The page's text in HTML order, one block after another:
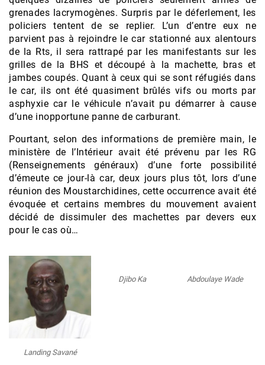
grenades lacrymogènes. Surpris par le déferlement, les
policiers tentent de se replier. L’un d’entre eux ne
parvient pas à rejoindre le car stationné aux alentours
de la Rts, il sera rattrapé par les manifestants sur les
grilles de la BHS et découpé à la machette, bras et
jambes coupés. Quant à ceux qui se sont réfugiés dans
le car, ils ont été quasiment brûlés vifs ou morts par
asphyxie car le véhicule n’avait pu démarrer à cause
d’une inopportune panne de carburant.
Pourtant, selon des informations de première main, le
ministère de l’Intérieur avait été prévenu par les RG
(Renseignements généraux) d’une forte possibilité
d’émeute ce jour-là car, deux jours plus tôt, lors d’une
réunion des Moustarchidines, cette occurrence avait été
évoquée et certains membres du mouvement avaient
décidé de dissimuler des machettes par devers eux
pour le cas où…
Landing Savané
Djibo Ka Abdoulaye Wade